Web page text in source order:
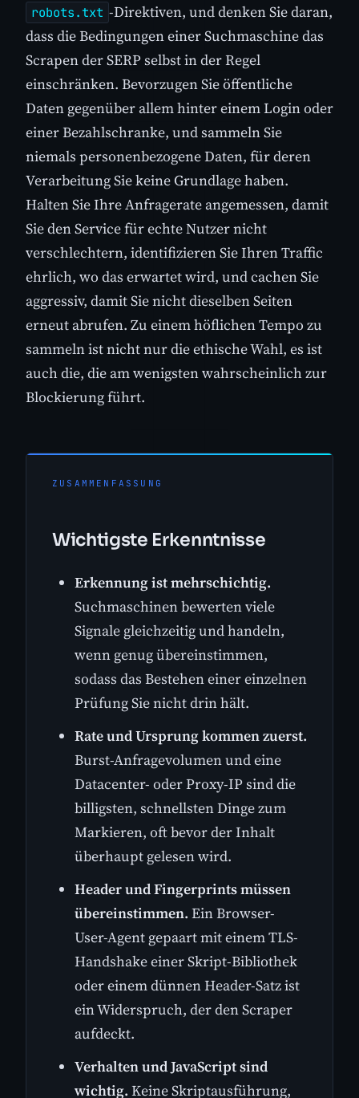
robots.txt -Direktiven, und denken Sie daran,
dass die Bedingungen einer Suchmaschine das
Scrapen der SERP selbst in der Regel
einschränken. Bevorzugen Sie öffentliche
Daten gegenüber allem hinter einem Login oder
einer Bezahlschranke, und sammeln Sie
niemals personenbezogene Daten, für deren
Verarbeitung Sie keine Grundlage haben.
Halten Sie Ihre Anfragerate angemessen, damit
Sie den Service für echte Nutzer nicht
verschlechtern, identifizieren Sie Ihren Traffic
ehrlich, wo das erwartet wird, und cachen Sie
aggressiv, damit Sie nicht dieselben Seiten
erneut abrufen. Zu einem höflichen Tempo zu
sammeln ist nicht nur die ethische Wahl, es ist
auch die, die am wenigsten wahrscheinlich zur
Blockierung führt.
ZUSAMMENFASSUNG
Wichtigste Erkenntnisse
Erkennung ist mehrschichtig.
Suchmaschinen bewerten viele
Signale gleichzeitig und handeln,
wenn genug übereinstimmen,
sodass das Bestehen einer einzelnen
Prüfung Sie nicht drin hält.
Rate und Ursprung kommen zuerst.
Burst-Anfragevolumen und eine
Datacenter- oder Proxy-IP sind die
billigsten, schnellsten Dinge zum
Markieren, oft bevor der Inhalt
überhaupt gelesen wird.
Header und Fingerprints müssen
übereinstimmen. Ein Browser-
User-Agent gepaart mit einem TLS-
Handshake einer Skript-Bibliothek
oder einem dünnen Header-Satz ist
ein Widerspruch, der den Scraper
aufdeckt.
Verhalten und JavaScript sind
wichtig. Keine Skriptausführung,